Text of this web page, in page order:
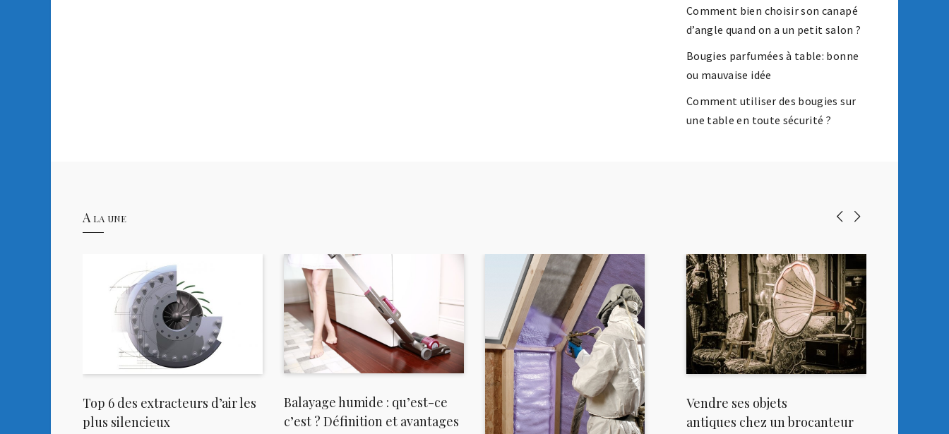
Comment bien choisir son canapé
d’angle quand on a un petit salon ?
Bougies parfumées à table: bonne
ou mauvaise idée
Comment utiliser des bougies sur
une table en toute sécurité ?
A la une
Top 6 des extracteurs d’air les
plus silencieux
Balayage humide : qu’est-ce
c’est ? Définition et avantages
Vendre ses objets
antiques chez un brocanteur